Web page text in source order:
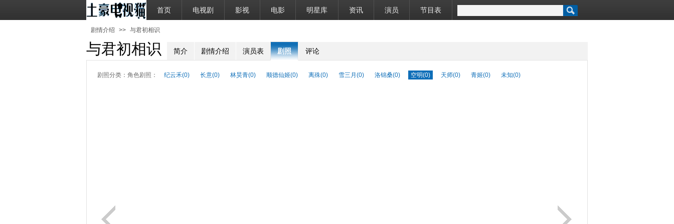
首页 电视剧 影视 电影 明星库 资讯 演员 节目表
剧情介绍 >> 与君初相识
与君初相识 简介 剧情介绍 演员表 剧照 评论
剧照分类： 角色剧照： 纪云禾(0) 长意(0) 林昊青(0) 顺德仙姬(0) 离殊(0) 雪三月(0) 洛锦桑(0) 空明(0) 天师(0) 青姬(0) 未知(0)